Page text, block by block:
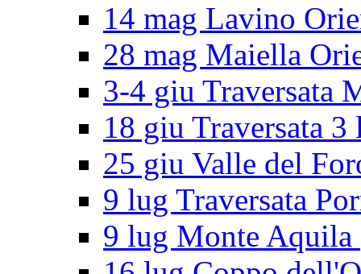
14 mag Lavino
28 mag Maiella
3-4 giu Traversata
18 giu Traversata 3
25 giu Valle del
9 lug Traversata
9 lug Monte